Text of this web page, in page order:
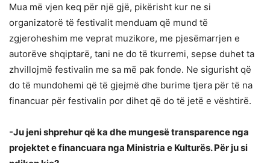
Mua më vjen keq për një gjë, pikërisht kur ne si
organizatorë të festivalit menduam që mund të
zgjeroheshim me veprat muzikore, me pjesëmarrjen e
autorëve shqiptarë, tani ne do të tkurremi, sepse duhet ta
zhvillojmë festivalin me sa më pak fonde. Ne sigurisht që
do të mundohemi që të gjejmë dhe burime tjera për të na
financuar për festivalin por dihet që do të jetë e vështirë.
-Ju jeni shprehur që ka dhe mungesë transparence nga
projektet e financuara nga Ministria e Kulturës. Për ju si